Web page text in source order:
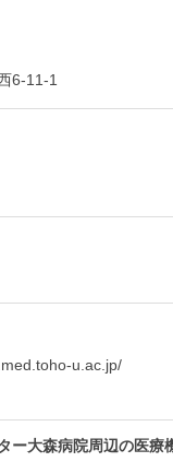
6-11-1
u.ac.jp/
ー大森病院周辺の医療